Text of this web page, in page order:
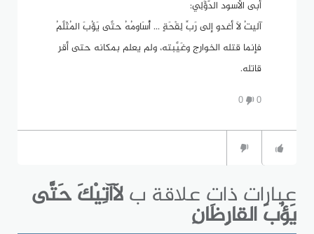
أبى الأسود الدُّؤَلِي:
آليتُ لاَ أغدو إلى رَبِّ لِقْحَةٍ ... أُسَاومُهُ حتَّى يَؤُبَ المُثَلَّمُ
فإنما قتله الخوارج وغَيَّبته، ولم يعلم بمكانه حتى أقر
قاتله.
0
0
عبارات ذات علاقة بلاَآتِيْكَ حَتَّى
يَؤُبَ القارِظَانِ